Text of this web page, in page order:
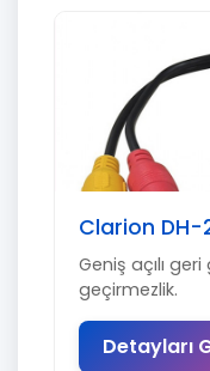
Clarion DH-
Geniş açılı
geçirmezlik.
Detayları